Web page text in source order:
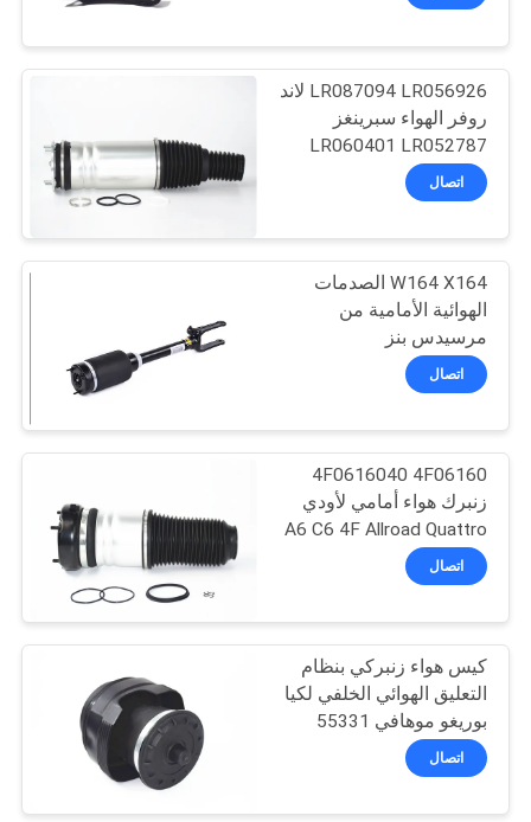
الموقع
PRIVACY
POLICY
LR087094 LR056926 لاند
روفر الهواء سبرينغز
LR060401 LR052787
LR087093
اتصال
W164 X164 الصدمات
الهوائية الأمامية من
مرسيدس بنز
1643206113 164320441
اتصال
4F0616040 4F06160
زنبرك هواء أمامي لأودي
A6 C6 4F Allroad Quattro
اتصال
كيس هواء زنبركي بنظام
التعليق الهوائي الخلفي لكيا
بوريغو موهافي 55331
2J000 55331 2J100
اتصال